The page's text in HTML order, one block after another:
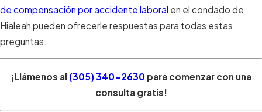
de compensación por accidente laboral en el condado de
Hialeah pueden ofrecerle respuestas para todas estas
preguntas.
¡Llámenos al (305) 340-2630 para comenzar con una
consulta gratis!